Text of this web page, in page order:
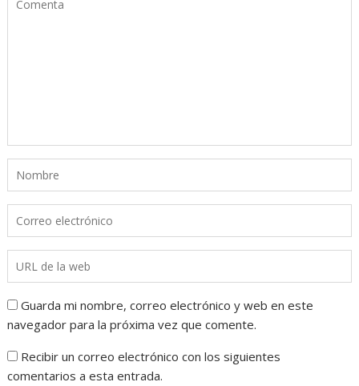
Guarda mi nombre, correo electrónico y web en este
navegador para la próxima vez que comente.
Recibir un correo electrónico con los siguientes
comentarios a esta entrada.